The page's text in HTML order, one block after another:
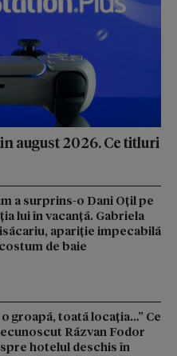
august 2026. Ce titluri
a surprins-o Dani Oțil pe
lui în vacanță. Gabriela
apariție impecabilă
de baie
o groapă, toată locația…” Ce
Răzvan Fodor
hotelul deschis în